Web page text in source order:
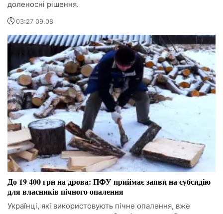
доленосні рішення.
03:27 09.08
До 19 400 грн на дрова: ПФУ приймає заяви на субсидію
для власників пічного опалення
Українці, які використовують пічне опалення, вже